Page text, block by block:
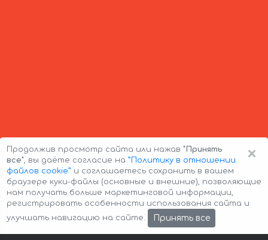
Авторские права © 2026 Авто-Аренда Cookie Policy
×
Продолжив просмотр сайта или нажав "Принять
все", вы даёте согласие на ”Политику в отношении
файлов cookie” и соглашаетесь сохранить в вашем
браузере куки-файлы (основные и внешние), позволяющие
нам получать больше маркетинговой информации,
регистрировать особенности использования сайта и
улучшать навигацию на сайте.
Принять все